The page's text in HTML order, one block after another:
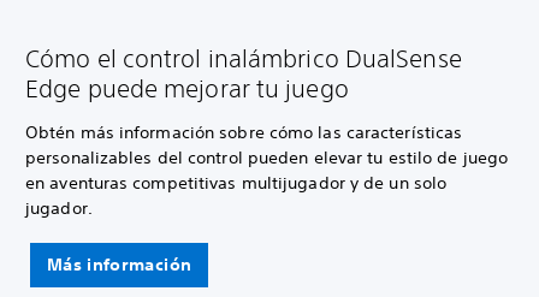
Cómo el control inalámbrico DualSense
Edge puede mejorar tu juego
Obtén más información sobre cómo las características
personalizables del control pueden elevar tu estilo de juego
en aventuras competitivas multijugador y de un solo
jugador.
Más información